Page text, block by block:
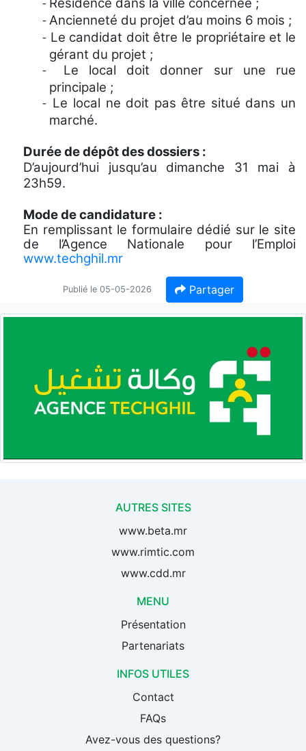
-
- Ancienneté du projet d’au moins 6 mois ;
- Le candidat doit être le propriétaire et le
gérant du projet ;
-
Le local doit donner sur une rue
principale ;
- Le local ne doit pas être situé dans un
marché.
Durée de dépôt des dossiers :
D’aujourd’hui jusqu’au dimanche 31 mai à
23h59.
Mode de candidature :
En remplissant le formulaire dédié sur le site
de l’Agence Nationale pour l’Emploi
www.techghil.mr
Publié le 05-05-2026 Partager
AUTRES SITES
www.beta.mr
www.rimtic.com
www.cdd.mr
MENU
Présentation
Partenariats
INFOS UTILES
Contact
FAQs
Avez-vous des questions?